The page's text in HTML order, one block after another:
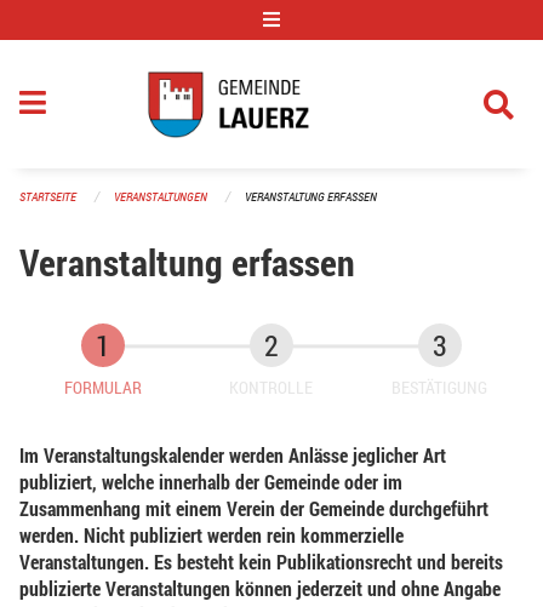
STARTSEITE VERANSTALTUNGEN VERANSTALTUNG ERFASSEN
Veranstaltung erfassen
FORMULAR KONTROLLE BESTÄTIGUNG
Im Veranstaltungskalender werden Anlässe jeglicher Art
publiziert, welche innerhalb der Gemeinde oder im
Zusammenhang mit einem Verein der Gemeinde durchgeführt
werden. Nicht publiziert werden rein kommerzielle
Veranstaltungen. Es besteht kein Publikationsrecht und bereits
publizierte Veranstaltungen können jederzeit und ohne Angabe